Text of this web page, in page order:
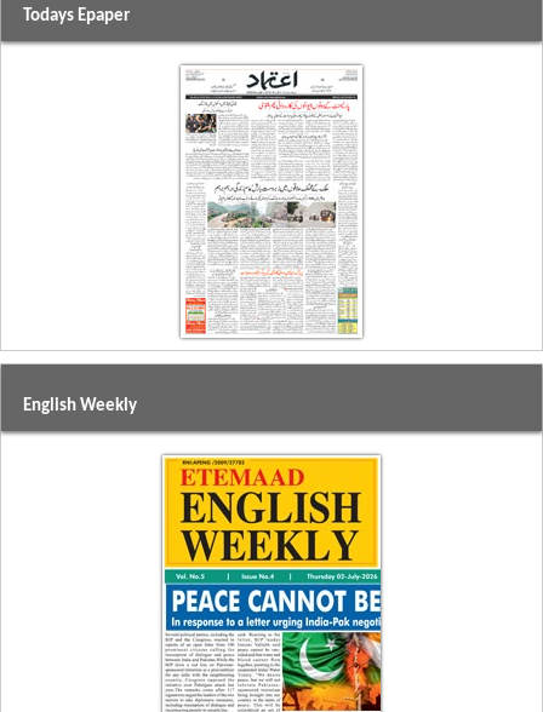
Todays Epaper
English Weekly